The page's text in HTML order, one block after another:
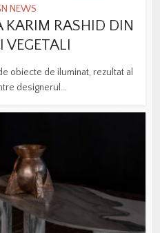
NEWS
KARIM RASHID DIN
VEGETALI
obiecte de iluminat, rezultat al
designerul...